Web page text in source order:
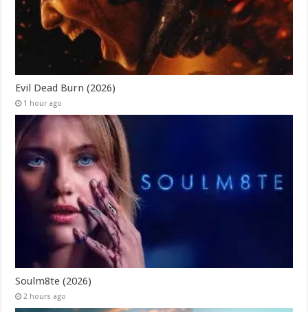
Evil Dead Burn (2026)
1 hour ago
Soulm8te (2026)
2 hours ago